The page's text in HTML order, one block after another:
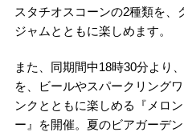
スタチオスコーンの2種類を
ジャムとともに楽しめます。
また、同期間中18時30分より
を、ビールやスパークリング
ンクとともに楽しめる『メロ
ー』を開催。夏のビアガーデ